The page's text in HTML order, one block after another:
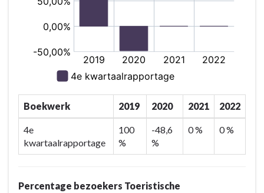
Boekwerk 2019 2020 2021 2022
4e
kwartaalrapportage
100
%
-48,6
%
0 % 0 %
Percentage bezoekers Toeristische